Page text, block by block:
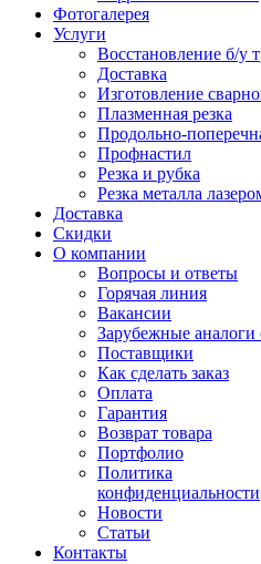
Фотогалерея
Услуги
Восстановление б/у
Доставка
Изготовление
Плазменная резка
Продольно-
Профнастил
Резка и рубка
Резка металла
Доставка
Скидки
О компании
Вопросы и ответы
Горячая линия
Вакансии
Зарубежные аналоги
Поставщики
Как сделать заказ
Оплата
Гарантия
Возврат товара
Портфолио
Политика
конфиденциальности
Новости
Статьи
Контакты